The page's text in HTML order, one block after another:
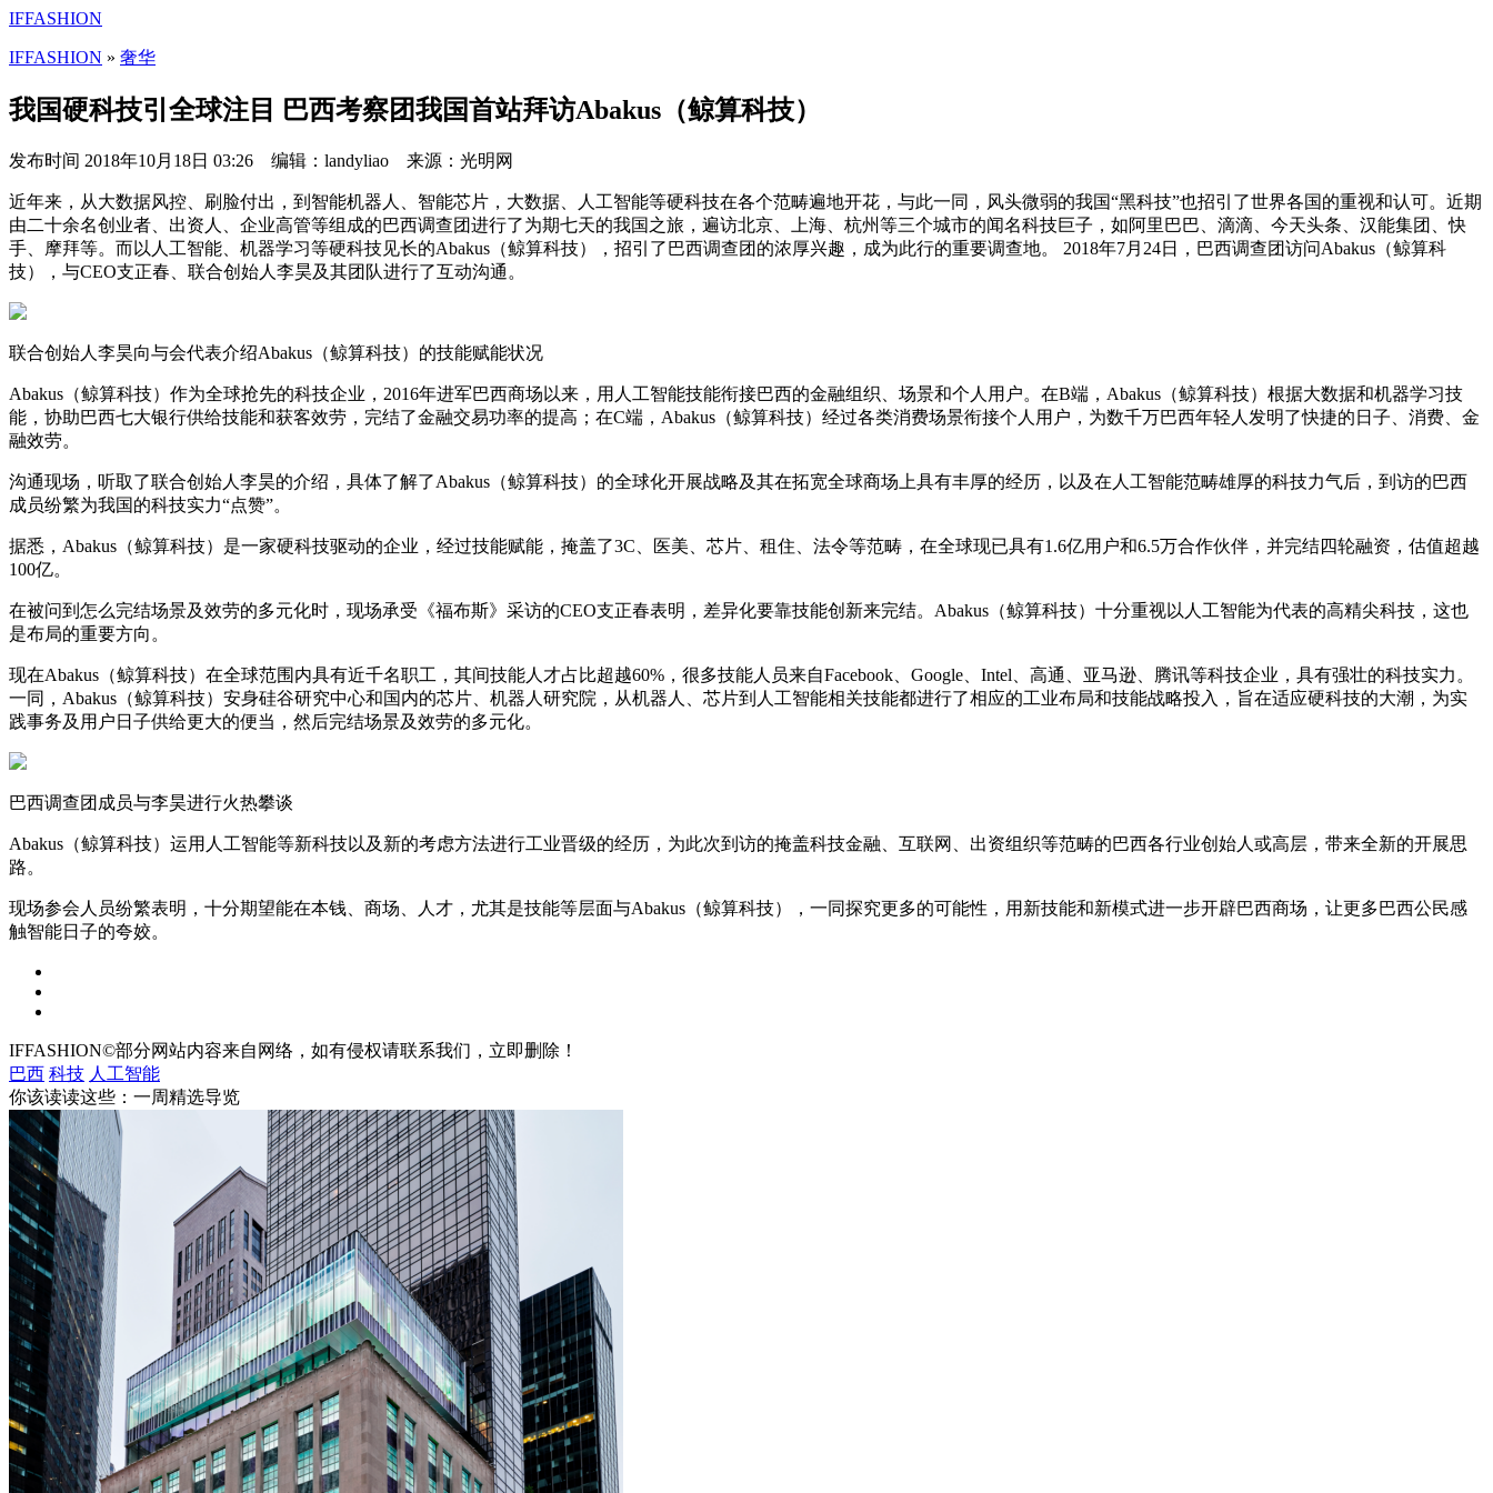
IFFASHION
IFFASHION » 奢华
我国硬科技引全球注目 巴西考察团我国首站拜访Abakus（鲸算科技）
发布时间 2018年10月18日 03:26 编辑：landyliao 来源：光明网
近年来，从大数据风控、刷脸付出，到智能机器人、智能芯片，大数据、人工智能等硬科技在各个范畴遍地开花，与此一同，风头微弱的我国“黑科技”也招引了世界各国的重视和认可。近期
由二十余名创业者、出资人、企业高管等组成的巴西调查团进行了为期七天的我国之旅，遍访北京、上海、杭州等三个城市的闻名科技巨子，如阿里巴巴、滴滴、今天头条、汉能集团、快
手、摩拜等。而以人工智能、机器学习等硬科技见长的Abakus（鲸算科技），招引了巴西调查团的浓厚兴趣，成为此行的重要调查地。 2018年7月24日，巴西调查团访问Abakus（鲸算科
技），与CEO支正春、联合创始人李昊及其团队进行了互动沟通。
联合创始人李昊向与会代表介绍Abakus（鲸算科技）的技能赋能状况
Abakus（鲸算科技）作为全球抢先的科技企业，2016年进军巴西商场以来，用人工智能技能衔接巴西的金融组织、场景和个人用户。在B端，Abakus（鲸算科技）根据大数据和机器学习技
能，协助巴西七大银行供给技能和获客效劳，完结了金融交易功率的提高；在C端，Abakus（鲸算科技）经过各类消费场景衔接个人用户，为数千万巴西年轻人发明了快捷的日子、消费、金
融效劳。
沟通现场，听取了联合创始人李昊的介绍，具体了解了Abakus（鲸算科技）的全球化开展战略及其在拓宽全球商场上具有丰厚的经历，以及在人工智能范畴雄厚的科技力气后，到访的巴西
成员纷繁为我国的科技实力“点赞”。
据悉，Abakus（鲸算科技）是一家硬科技驱动的企业，经过技能赋能，掩盖了3C、医美、芯片、租住、法令等范畴，在全球现已具有1.6亿用户和6.5万合作伙伴，并完结四轮融资，估值超越
100亿。
在被问到怎么完结场景及效劳的多元化时，现场承受《福布斯》采访的CEO支正春表明，差异化要靠技能创新来完结。Abakus（鲸算科技）十分重视以人工智能为代表的高精尖科技，这也
是布局的重要方向。
现在Abakus（鲸算科技）在全球范围内具有近千名职工，其间技能人才占比超越60%，很多技能人员来自Facebook、Google、Intel、高通、亚马逊、腾讯等科技企业，具有强壮的科技实力。
一同，Abakus（鲸算科技）安身硅谷研究中心和国内的芯片、机器人研究院，从机器人、芯片到人工智能相关技能都进行了相应的工业布局和技能战略投入，旨在适应硬科技的大潮，为实
践事务及用户日子供给更大的便当，然后完结场景及效劳的多元化。
巴西调查团成员与李昊进行火热攀谈
Abakus（鲸算科技）运用人工智能等新科技以及新的考虑方法进行工业晋级的经历，为此次到访的掩盖科技金融、互联网、出资组织等范畴的巴西各行业创始人或高层，带来全新的开展思
路。
现场参会人员纷繁表明，十分期望能在本钱、商场、人才，尤其是技能等层面与Abakus（鲸算科技），一同探究更多的可能性，用新技能和新模式进一步开辟巴西商场，让更多巴西公民感
触智能日子的夸姣。
IFFASHION©部分网站内容来自网络，如有侵权请联系我们，立即删除！
巴西 科技 人工智能
你该读读这些：一周精选导览